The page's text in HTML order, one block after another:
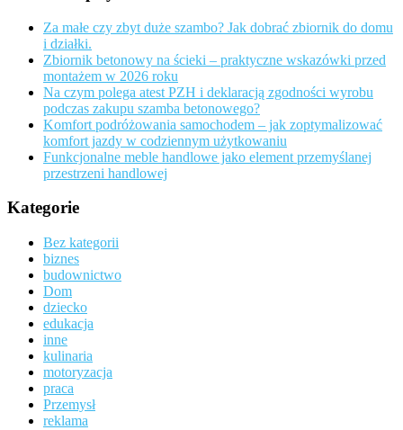
Za małe czy zbyt duże szambo? Jak dobrać zbiornik do domu
i działki.
Zbiornik betonowy na ścieki – praktyczne wskazówki przed
montażem w 2026 roku
Na czym polega atest PZH i deklaracją zgodności wyrobu
podczas zakupu szamba betonowego?
Komfort podróżowania samochodem – jak zoptymalizować
komfort jazdy w codziennym użytkowaniu
Funkcjonalne meble handlowe jako element przemyślanej
przestrzeni handlowej
Kategorie
Bez kategorii
biznes
budownictwo
Dom
dziecko
edukacja
inne
kulinaria
motoryzacja
praca
Przemysł
reklama